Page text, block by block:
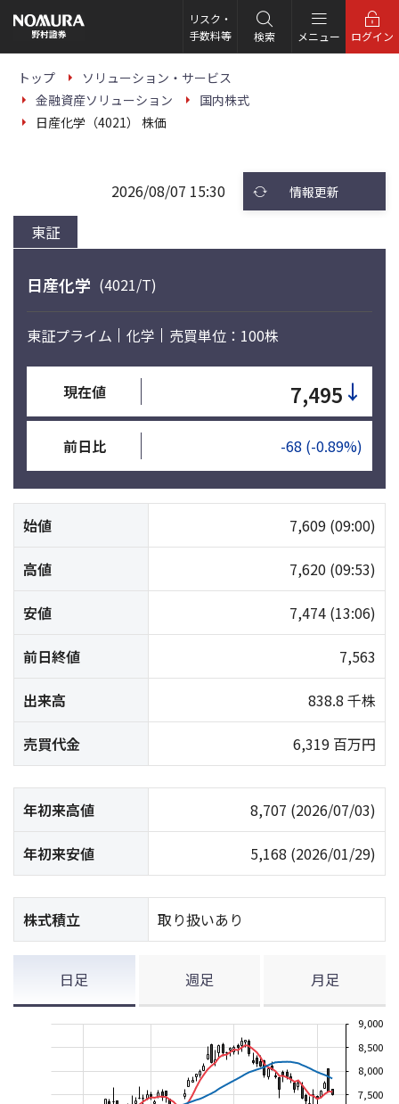
の
ー
リスク・
手数料等
検索 メニュー ログイン
トップ
ソリューション・サービス
金融資産ソリューション
国内株式
日産化学（4021） 株価
東証
2026/08/07 15:30 情報更新
日産化学 (4021/T)
東証プライム 化学 売買単位：100株
現在値 7,495 ↓
前日比 -68 (-0.89%)
始値 7,609 (09:00)
高値 7,620 (09:53)
安値 7,474 (13:06)
前日終値 7,563
出来高 838.8 千株
売買代金 6,319 百万円
年初来高値 8,707 (2026/07/03)
年初来安値 5,168 (2026/01/29)
株式積立 取り扱いあり
日足 週足 月足
7,500
8,000
8,500
9,000